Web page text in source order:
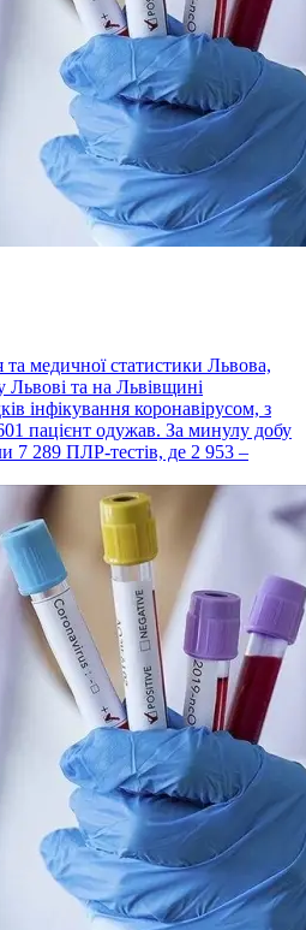
медичної статистики Львова,
та на Львівщині
інфікування коронавірусом, з
пацієнт одужав. За минулу добу
7 289 ПЛР-тестів, де 2 953 –